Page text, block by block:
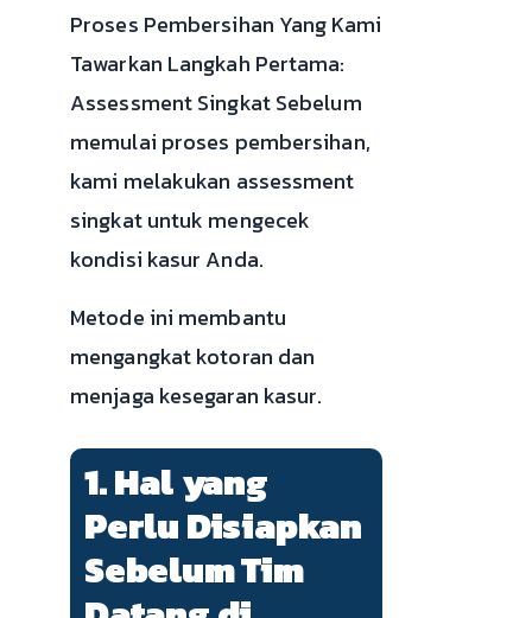
Proses Pembersihan Yang Kami
Tawarkan Langkah Pertama:
Assessment Singkat Sebelum
memulai proses pembersihan,
kami melakukan assessment
singkat untuk mengecek
kondisi kasur Anda.
Metode ini membantu
mengangkat kotoran dan
menjaga kesegaran kasur.
1. Hal yang
Perlu Disiapkan
Sebelum Tim